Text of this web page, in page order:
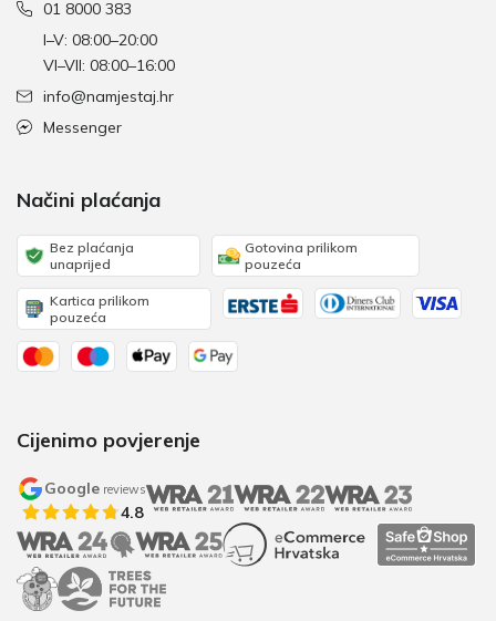
01 8000 383
I–V: 08:00–20:00
VI–VII: 08:00–16:00
info@namjestaj.hr
Messenger
Načini plaćanja
Bez plaćanja
unaprijed
Gotovina prilikom
pouzeća
Kartica prilikom
pouzeća
Cijenimo povjerenje
Google reviews
4.8